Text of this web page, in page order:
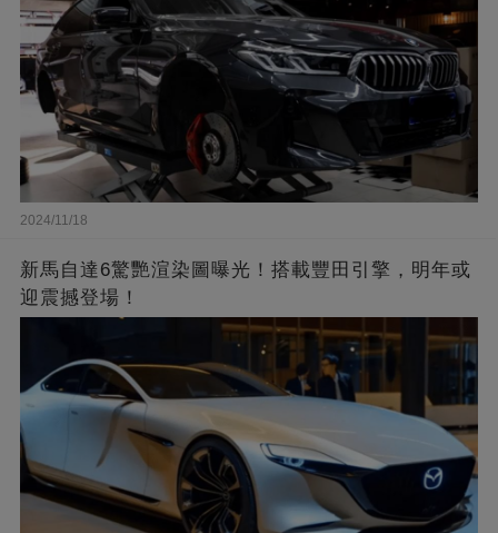
2024/11/18
新馬自達6驚艷渲染圖曝光！搭載豐田引擎，明年或
迎震撼登場！